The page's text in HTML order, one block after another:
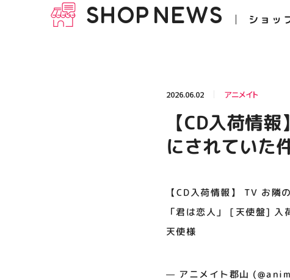
SHOP NEWS ショッ
2026.06.02 アニメイト
【CD入荷情
にされていた
ォト（
【CD入荷情報】 TV お隣
「君は恋人」 [天使盤] 入
天使様
— アニメイト郡山